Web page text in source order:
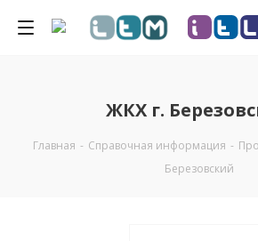
ЖКХ г.
Главная - Справочная информация -
Березовский